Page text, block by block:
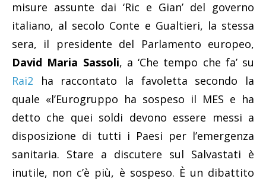
misure assunte dai ‘Ric e Gian’ del governo
italiano, al secolo Conte e Gualtieri, la stessa
sera, il presidente del Parlamento europeo,
David Maria Sassoli, a ‘Che tempo che fa’ su
Rai2 ha raccontato la favoletta secondo la
quale «l’Eurogruppo ha sospeso il MES e ha
detto che quei soldi devono essere messi a
disposizione di tutti i Paesi per l’emergenza
sanitaria. Stare a discutere sul Salvastati è
inutile, non c’è più, è sospeso. È un dibattito